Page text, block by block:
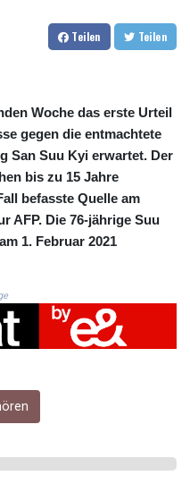
1.156136
30.637594
67.289164
57.380687
17.342035
0.857252
13.526832
10123.874202
8.794891
9.067746
Teilen Teilen
Woche das erste Urteil
gegen die entmachtete
San Suu Kyi erwartet. Der
bis zu 15 Jahre
befasste Quelle am
AFP. Die 76-jährige Suu
1. Februar 2021